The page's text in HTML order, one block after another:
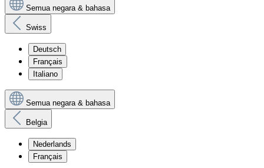
Semua negara & bahasa
Swiss
Deutsch
Français
Italiano
Semua negara & bahasa
Belgia
Nederlands
Français